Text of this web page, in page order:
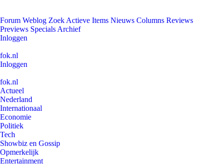
Forum Weblog Zoek Actieve Items Nieuws Columns Reviews
Previews Specials Archief
Inloggen
fok.nl
Inloggen
fok.nl
Actueel
Nederland
Internationaal
Economie
Politiek
Tech
Showbiz en Gossip
Opmerkelijk
Entertainment